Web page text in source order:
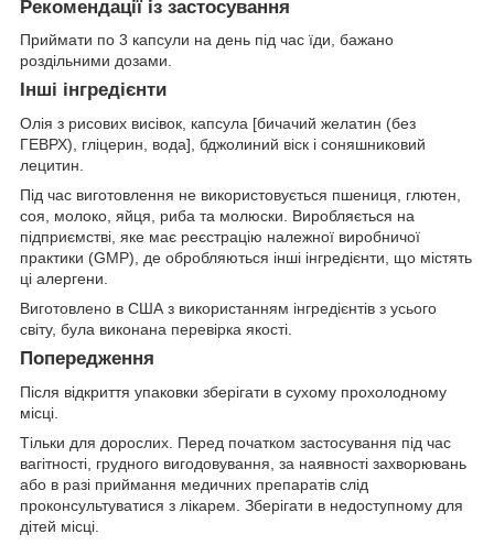
Рекомендації із застосування
Приймати по 3 капсули на день під час їди, бажано
роздільними дозами.
Інші інгредієнти
Олія з рисових висівок, капсула [бичачий желатин (без
ГЕВРХ), гліцерин, вода], бджолиний віск і соняшниковий
лецитин.
Під час виготовлення не використовується пшениця, глютен,
соя, молоко, яйця, риба та молюски. Виробляється на
підприємстві, яке має реєстрацію належної виробничої
практики (GMP), де обробляються інші інгредієнти, що містять
ці алергени.
Виготовлено в США з використанням інгредієнтів з усього
світу, була виконана перевірка якості.
Попередження
Після відкриття упаковки зберігати в сухому прохолодному
місці.
Тільки для дорослих. Перед початком застосування під час
вагітності, грудного вигодовування, за наявності захворювань
або в разі приймання медичних препаратів слід
проконсультуватися з лікарем. Зберігати в недоступному для
дітей місці.